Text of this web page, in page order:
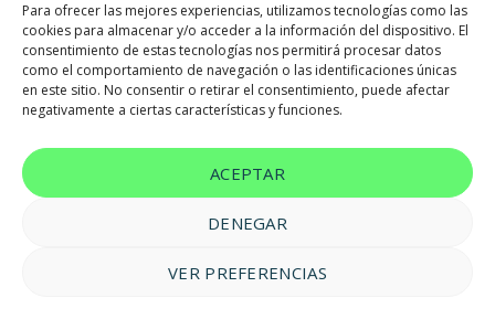
Para ofrecer las mejores experiencias, utilizamos tecnologías como las
cookies para almacenar y/o acceder a la información del dispositivo. El
consentimiento de estas tecnologías nos permitirá procesar datos
como el comportamiento de navegación o las identificaciones únicas
en este sitio. No consentir o retirar el consentimiento, puede afectar
negativamente a ciertas características y funciones.
ACEPTAR
DENEGAR
VER PREFERENCIAS
Diésel 150cv Automatica